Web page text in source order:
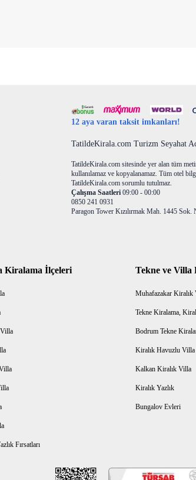
12 aya varan taksit imkanları!
TatildeKirala.com Turizm Seyahat
TatildeKirala.com sitesinde yer alan tüm
kullanılamaz ve kopyalanamaz. Tüm otel
TatildeKirala.com sorumlu tutulmaz.
Çalışma Saatleri 09:00 - 00:00
0850 241 0931
Paragon Tower Kızılırmak Mah. 1445
Kiralama İlçeleri
Fırsatları
Tekne ve Villa
Muhafazakar Kiralık
Tekne Kiralama,
Bodrum Tekne
Kiralık Havuzlu Villa
Kalkan Kiralık Villa
Kiralık Yazlık
Bungalov Evleri